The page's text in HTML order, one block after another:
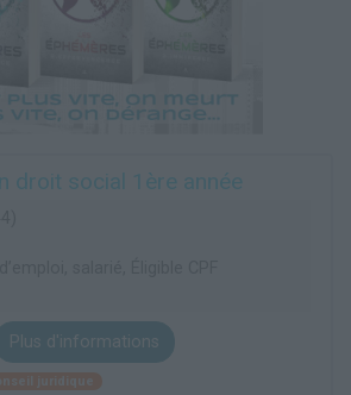
droit social 1ère année
Plus d'informations